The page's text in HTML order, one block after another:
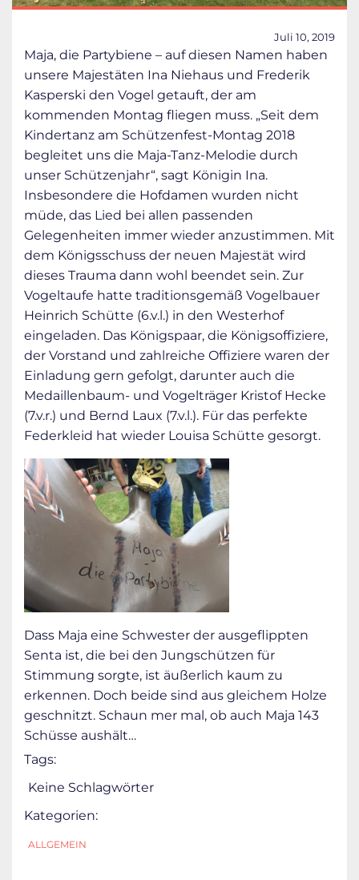
Juli 10, 2019
Maja, die Partybiene – auf diesen Namen haben
unsere Majestäten Ina Niehaus und Frederik
Kasperski den Vogel getauft, der am
kommenden Montag fliegen muss. „Seit dem
Kindertanz am Schützenfest-Montag 2018
begleitet uns die Maja-Tanz-Melodie durch
unser Schützenjahr“, sagt Königin Ina.
Insbesondere die Hofdamen wurden nicht
müde, das Lied bei allen passenden
Gelegenheiten immer wieder anzustimmen. Mit
dem Königsschuss der neuen Majestät wird
dieses Trauma dann wohl beendet sein. Zur
Vogeltaufe hatte traditionsgemäß Vogelbauer
Heinrich Schütte (6.v.l.) in den Westerhof
eingeladen. Das Königspaar, die Königsoffiziere,
der Vorstand und zahlreiche Offiziere waren der
Einladung gern gefolgt, darunter auch die
Medaillenbaum- und Vogelträger Kristof Hecke
(7.v.r.) und Bernd Laux (7.v.l.). Für das perfekte
Federkleid hat wieder Louisa Schütte gesorgt.
Dass Maja eine Schwester der ausgeflippten
Senta ist, die bei den Jungschützen für
Stimmung sorgte, ist äußerlich kaum zu
erkennen. Doch beide sind aus gleichem Holze
geschnitzt. Schaun mer mal, ob auch Maja 143
Schüsse aushält…
Tags:
Keine Schlagwörter
Kategorien:
ALLGEMEIN